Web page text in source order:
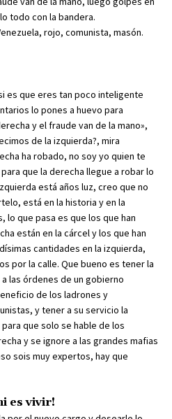
todo con la bandera.
rojo, comunista, masón.
es que eres tan poco inteligente
lo pones a huevo para
y el fraude van de la mano»,
de la izquierda?, mira
ha robado, no soy yo quien te
que la derecha llegue a robar lo
está años luz, creo que no
está en la historia y en la
lo que pasa es que los que han
están en la cárcel y los que han
cantidades en la izquierda,
por la calle. Que bueno es tener la
las órdenes de un gobierno
de los ladrones y
y tener a su servicio la
que solo se hable de los
y se ignore a las grandes mafias
sois muy expertos, hay que
es vivir!